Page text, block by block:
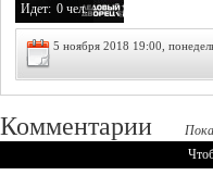
Идет: 0 чел.
5 ноября 2018 19:00,
Комментарии